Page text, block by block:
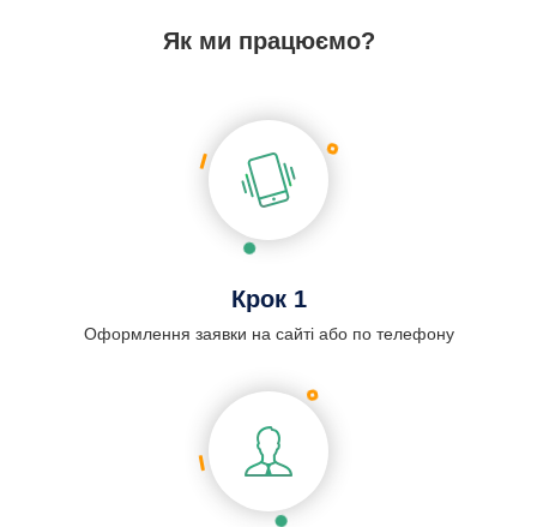
Як ми працюємо?
Крок 1
Оформлення заявки на сайті або по телефону